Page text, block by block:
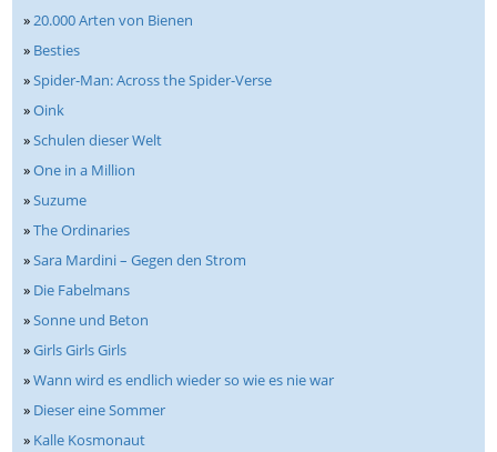
»20.000 Arten von Bienen
» Besties
»Spider-Man: Across the Spider-Verse
»Oink
»Schulen dieser Welt
»One in a Million
»Suzume
»The Ordinaries
»Sara Mardini – Gegen den Strom
» Die Fabelmans
»Sonne und Beton
»Girls Girls Girls
»Wann wird es endlich wieder so wie es nie war
» Dieser eine Sommer
» Kalle Kosmonaut